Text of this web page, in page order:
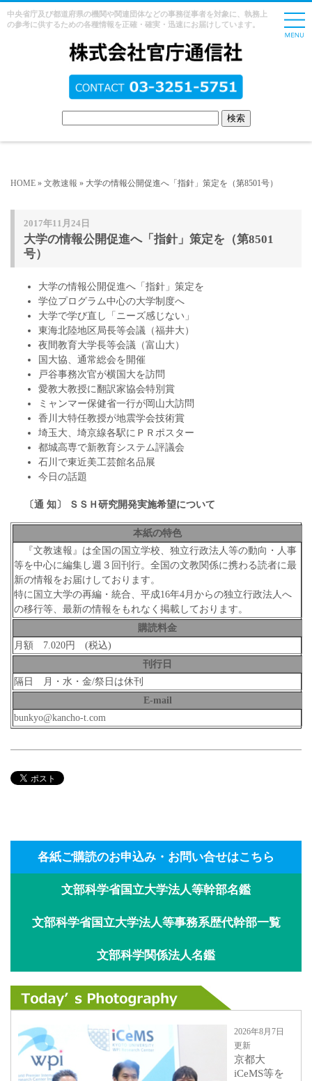
中央省庁及び都道府県の機関や関連団体などの事務従事者を対象に、執務上
の参考に供するための各種情報を正確・確実・迅速にお届けしています。
HOME » 文教速報 » 大学の情報公開促進へ「指針」策定を（第8501号）
2017年11月24日
大学の情報公開促進へ「指針」策定を（第8501
号）
大学の情報公開促進へ「指針」策定を
学位プログラム中心の大学制度へ
大学で学び直し「ニーズ感じない」
東海北陸地区局長等会議（福井大）
夜間教育大学長等会議（富山大）
国大協、通常総会を開催
戸谷事務次官が横国大を訪問
愛教大教授に翻訳家協会特別賞
ミャンマー保健省一行が岡山大訪問
香川大特任教授が地震学会技術賞
埼玉大、埼京線各駅にＰＲポスター
都城高専で新教育システム評議会
石川で東近美工芸館名品展
今日の話題
〔通 知〕 ＳＳＨ研究開発実施希望について
本紙の特色
『文教速報』は全国の国立学校、独立行政法人等の動向・人事
等を中心に編集し週３回刊行。全国の文教関係に携わる読者に最
新の情報をお届けしております。
特に国立大学の再編・統合、平成16年4月からの独立行政法人へ
の移行等、最新の情報をもれなく掲載しております。
購読料金
月額 7.020円 (税込)
刊行日
隔日 月・水・金/祭日は休刊
E-mail
bunkyo@kancho-t.com
各紙ご購読のお申込み・お問い合せはこちら
文部科学省国立大学法人等幹部名鑑
文部科学省国立大学法人等事務系歴代幹部一覧
文部科学関係法人名鑑
2026年8月7日
更新
京都大
iCeMS等を